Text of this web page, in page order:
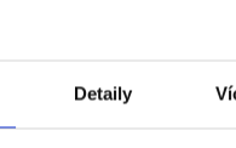
Detaily
I. | ANGLIE
vyšší kategorie